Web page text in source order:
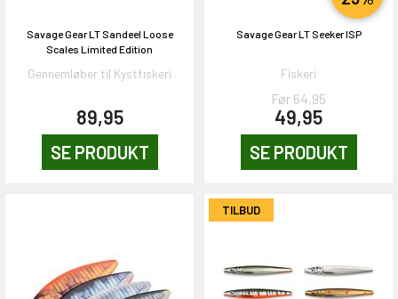
Savage Gear LT Sandeel Loose
Scales Limited Edition
Gennemløber til Kystfiskeri
89,95
SE PRODUKT
Savage Gear LT Seeker ISP
Fiskeri
Før 64,95
49,95
SE PRODUKT
TILBUD